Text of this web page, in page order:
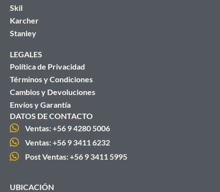
Skil
Karcher
Stanley
LEGALES
Política de Privacidad
Términos y Condiciones
Cambios y Devoluciones
Envíos y Garantía
DATOS DE CONTACTO
Ventas: +56 9 4280 5006
Ventas: +56 9 3411 6232
Post Ventas: +56 9 3411 5995
UBICACIÓN